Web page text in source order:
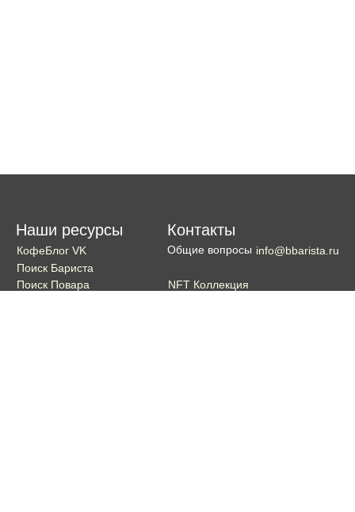
Наши ресурсы
КофеБлог VK
Поиск Бариста
Поиск Повара
Контакты
Общие вопросы info@bbarista.ru
NFT Коллекция